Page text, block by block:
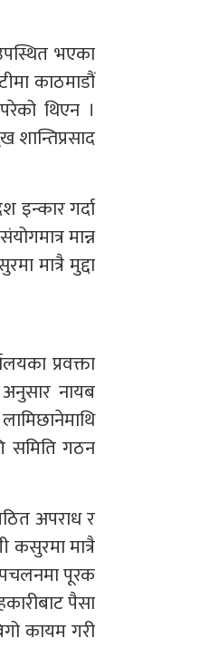
भएका
काठमाडौं
थिएन ।
शान्तिप्रसाद
इन्कार गर्दा
मान्न
मात्रै मुद्दा
प्रवक्ता
नायब
समिति गठन
अपराध र
कसुरमा मात्रै
पूरक
पैसा
कायम गरी